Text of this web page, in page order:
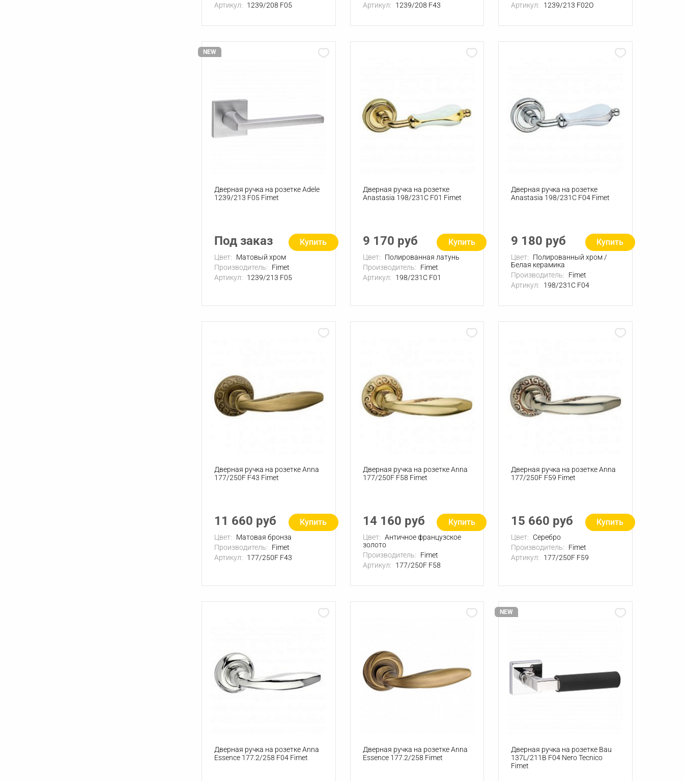
Артикул:
1239/208 F05
Артикул:
1239/208 F43
Артикул:
1239/213 F02О
NEW
Дверная ручка на розетке Adele
1239/213 F05 Fimet
Под заказ Купить
Цвет:
Матовый хром
Производитель:
Fimet
Артикул:
1239/213 F05
Дверная ручка на розетке
Anastasia 198/231C F01 Fimet
9 170 руб Купить
Цвет:
Полированная латунь
Производитель:
Fimet
Артикул:
198/231C F01
Дверная ручка на розетке
Anastasia 198/231C F04 Fimet
9 180 руб Купить
Цвет:
Полированный хром /
Белая керамика
Производитель:
Fimet
Артикул:
198/231C F04
Дверная ручка на розетке Anna
177/250F F43 Fimet
11 660 руб Купить
Цвет:
Матовая бронза
Производитель:
Fimet
Артикул:
177/250F F43
Дверная ручка на розетке Anna
177/250F F58 Fimet
14 160 руб Купить
Цвет: Античное французское
золото
Производитель:
Fimet
Артикул:
177/250F F58
Дверная ручка на розетке Anna
177/250F F59 Fimet
15 660 руб Купить
Цвет:
Серебро
Производитель:
Fimet
Артикул:
177/250F F59
Дверная ручка на розетке Anna
Essence 177.2/258 F04 Fimet
Дверная ручка на розетке Anna
Essence 177.2/258 Fimet
NEW
Дверная ручка на розетке Bau
137L/211B F04 Nero Tecnico
Fimet